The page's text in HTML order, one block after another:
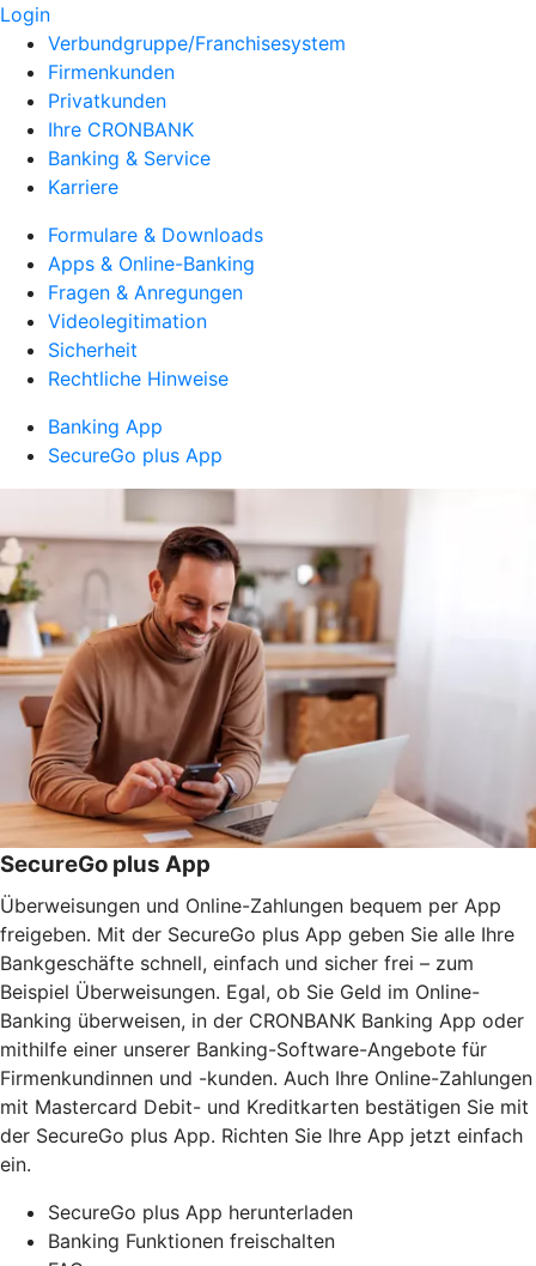
Login
Verbundgruppe/Franchisesystem
Firmenkunden
Privatkunden
Ihre CRONBANK
Banking & Service
Karriere
Formulare & Downloads
Apps & Online-Banking
Fragen & Anregungen
Videolegitimation
Sicherheit
Rechtliche Hinweise
Banking App
SecureGo plus App
SecureGo plus App
Überweisungen und Online-Zahlungen bequem per App
freigeben. Mit der SecureGo plus App geben Sie alle Ihre
Bankgeschäfte schnell, einfach und sicher frei – zum
Beispiel Überweisungen. Egal, ob Sie Geld im Online-
Banking überweisen, in der CRONBANK Banking App oder
mithilfe einer unserer Banking-Software-Angebote für
Firmenkundinnen und -kunden. Auch Ihre Online-Zahlungen
mit Mastercard Debit- und Kreditkarten bestätigen Sie mit
der SecureGo plus App. Richten Sie Ihre App jetzt einfach
ein.
SecureGo plus App herunterladen
Banking Funktionen freischalten